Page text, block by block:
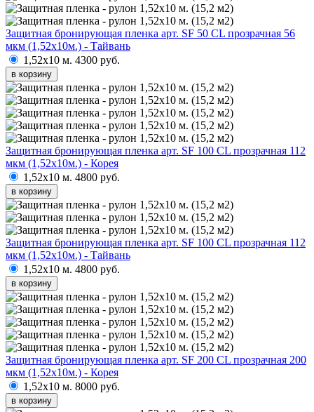
Защитная бронирующая пленка арт. SF 50 CL прозрачная 56
мкм (1,52х10м.) - Тайвань
1,52х10 м. 4300 руб.
в корзину
Защитная бронирующая пленка арт. SF 100 CL прозрачная 112
мкм (1,52х10м.) - Корея
1,52х10 м. 4800 руб.
в корзину
Защитная бронирующая пленка арт. SF 100 CL прозрачная 112
мкм (1,52х10м.) - Тайвань
1,52х10 м. 4800 руб.
в корзину
Защитная бронирующая пленка арт. SF 200 CL прозрачная 200
мкм (1,52х10м.) - Корея
1,52х10 м. 8000 руб.
в корзину